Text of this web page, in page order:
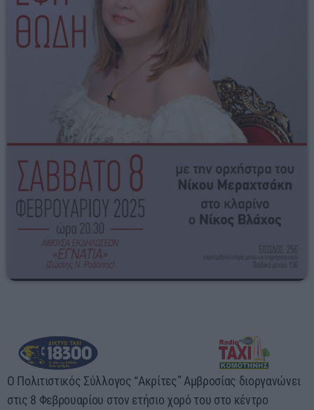
08:30 - 09:00
Ο Πολιτιστικός Σύλλογος “Ακρίτες” Αμβροσίας διοργανώνει
στις 8 Φεβρουαρίου στον ετήσιο χορό του στο κέντρο